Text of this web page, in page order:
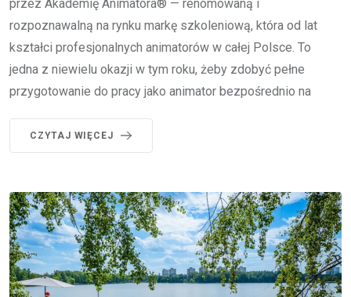
przez Akademię Animatora® — renomowaną i
rozpoznawalną na rynku markę szkoleniową, która od lat
kształci profesjonalnych animatorów w całej Polsce. To
jedna z niewielu okazji w tym roku, żeby zdobyć pełne
przygotowanie do pracy jako animator bezpośrednio na
CZYTAJ WIĘCEJ